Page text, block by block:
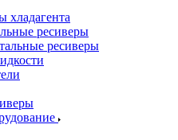
хладагента
ресиверы
ресиверы